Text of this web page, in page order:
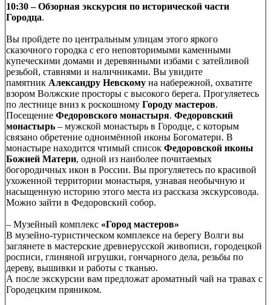
10:30– Обзорная экскурсия по исторической части
Городца.
Вы пройдете по центральным улицам этого яркого
сказочного городка с его неповторимыми каменными
купеческими домами и деревянными избами с затейливой
резьбой, ставнями и наличниками. Вы увидите
памятник Александру Невскому на набережной, охватите
взором Волжские просторы с высокого берега. Прогуляетесь
по лестнице вниз к роскошному Городу мастеров.
Посещение Федоровского монастыря. Федоровский
монастырь – мужской монастырь в Городце, с которым
связано обретение одноимённой иконы Богоматери. В
монастыре находится чтимый список Федоровской иконы
Божией Матери, одной из наиболее почитаемых
богородичных икон в России. Вы прогуляетесь по красивой
ухоженной территории монастыря, узнавая необычную и
насыщенную историю этого места из рассказа экскурсовода.
Можно зайти в Федоровский собор.
– Музейный комплекс «Город мастеров»
В музейно-туристическом комплексе на берегу Волги вы
заглянете в мастерские древнерусской живописи, городецкой
росписи, глиняной игрушки, гончарного дела, резьбы по
дереву, вышивки и работы с тканью.
А после экскурсии вам предложат ароматный чай на травах с
Городецким пряником.